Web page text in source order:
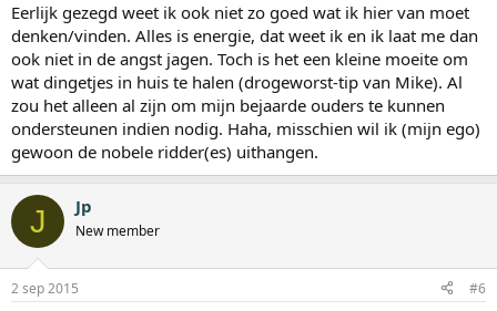
Eerlijk gezegd weet ik ook niet zo goed wat ik hier van moet
denken/vinden. Alles is energie, dat weet ik en ik laat me dan
ook niet in de angst jagen. Toch is het een kleine moeite om
wat dingetjes in huis te halen (drogeworst-tip van Mike). Al
zou het alleen al zijn om mijn bejaarde ouders te kunnen
ondersteunen indien nodig. Haha, misschien wil ik (mijn ego)
gewoon de nobele ridder(es) uithangen.
J Jp
New member
2 sep 2015 #6